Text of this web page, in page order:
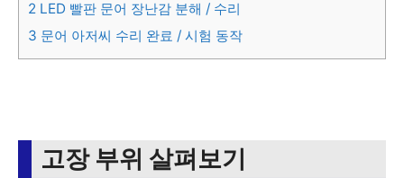
2 LED 빨판 문어 장난감 분해 / 수리
3 문어 아저씨 수리 완료 / 시험 동작
고장 부위 살펴보기